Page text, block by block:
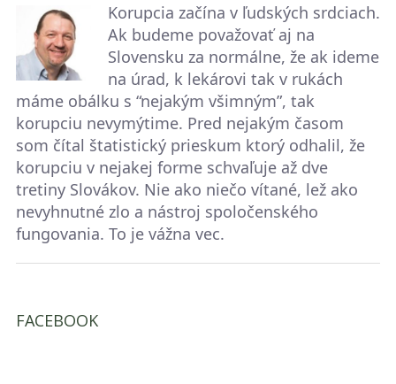
Korupcia začína v ľudských srdciach.
Ak budeme považovať aj na
Slovensku za normálne, že ak ideme
na úrad, k lekárovi tak v rukách
máme obálku s “nejakým všimným”, tak
korupciu nevymýtime. Pred nejakým časom
som čítal štatistický prieskum ktorý odhalil, že
korupciu v nejakej forme schvaľuje až dve
tretiny Slovákov. Nie ako niečo vítané, lež ako
nevyhnutné zlo a nástroj spoločenského
fungovania. To je vážna vec.
FACEBOOK